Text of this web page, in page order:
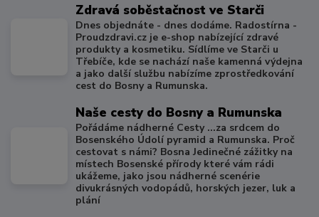
Zdravá soběstačnost ve Starči
Dnes objednáte - dnes dodáme. Radostírna -
Proudzdravi.cz je e-shop nabízející zdravé
produkty a kosmetiku. Sídlíme ve Starči u
Třebíče, kde se nachází naše kamenná výdejna
a jako další službu nabízíme zprostředkování
cest do Bosny a Rumunska.
Naše cesty do Bosny a Rumunska
Pořádáme nádherné Cesty ...za srdcem do
Bosenského Údolí pyramid a Rumunska. Proč
cestovat s námi? Bosna Jedinečné zážitky na
místech Bosenské přírody které vám rádi
ukážeme, jako jsou nádherné scenérie
divukrásných vodopádů, horských jezer, luk a
plání